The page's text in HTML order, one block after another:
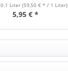
0.1 Liter (59,50 € * / 1 Liter)
5,95 € *